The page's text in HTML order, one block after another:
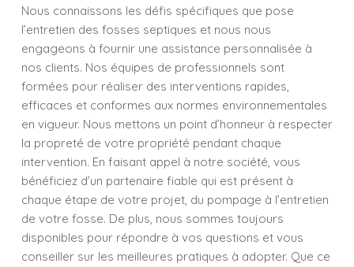
Nous connaissons les défis spécifiques que pose
l’entretien des fosses septiques et nous nous
engageons à fournir une assistance personnalisée à
nos clients. Nos équipes de professionnels sont
formées pour réaliser des interventions rapides,
efficaces et conformes aux normes environnementales
en vigueur. Nous mettons un point d’honneur à respecter
la propreté de votre propriété pendant chaque
intervention. En faisant appel à notre société, vous
bénéficiez d’un partenaire fiable qui est présent à
chaque étape de votre projet, du pompage à l’entretien
de votre fosse. De plus, nous sommes toujours
disponibles pour répondre à vos questions et vous
conseiller sur les meilleures pratiques à adopter. Que ce